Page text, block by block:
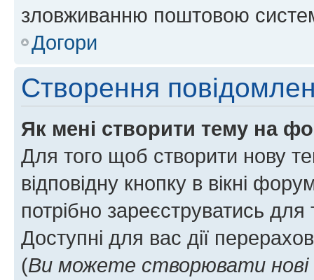
зловживанню поштовою
Догори
Створення
Як мені створити тему на
Для того щоб створити нову
відповідну кнопку в вікні
потрібно зареєструватись
Доступні для вас дії
(Ви можете створювати